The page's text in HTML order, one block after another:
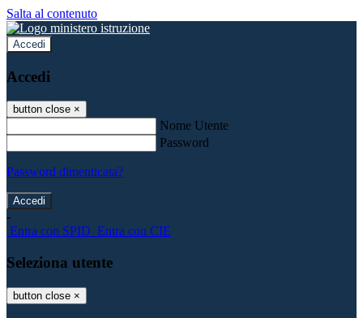
Salta al contenuto
Accedi
Accedi
button close ×
Nome Utente
Password
Password dimenticata?
-
Entra con SPID Entra con CIE
Seleziona utente
button close ×